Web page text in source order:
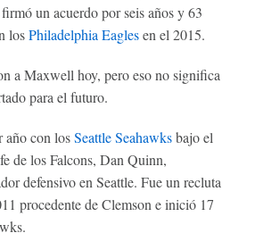
un acuerdo por seis años y 63
losPhiladelphia Eaglesen el 2015.
a Maxwell hoy, pero eso no significa
para el futuro.
año con losSeattle Seahawksbajo el
de los Falcons, Dan Quinn,
defensivo en Seattle. Fue un recluta
procedente de Clemson e inició 17